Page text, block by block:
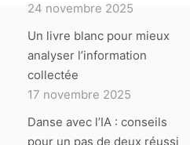
24 novembre 2025
Un livre blanc pour mieux
analyser l’information
collectée
17 novembre 2025
Danse avec l’IA : conseils
pour un pas de deux réussi